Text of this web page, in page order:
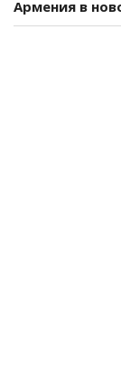
Армения в